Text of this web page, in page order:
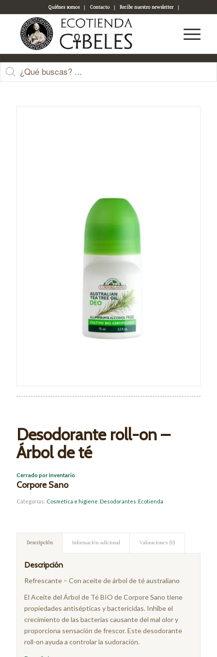
Quiénes somos Contacto
Recibe nuestro newsletter
Acceso a tu cuenta
Tienda
Desodorante roll-on –
Árbol de té
Cerrado por inventario
Corpore Sano
Categorías: Cosmética e higiene Desodorantes Ecotienda
Descripción Información adicional Valoraciones (0)
Descripción
Refrescante – Con aceite de árbol de té australiano
El Aceite del Árbol de Té BIO de Corpore Sano tiene
propiedades antisépticas y bactericidas. Inhibe el
crecimiento de las bacterias causante del mal olor y
proporciona sensación de frescor. Este desodorante
roll-on ayuda a controlar la sudoración.